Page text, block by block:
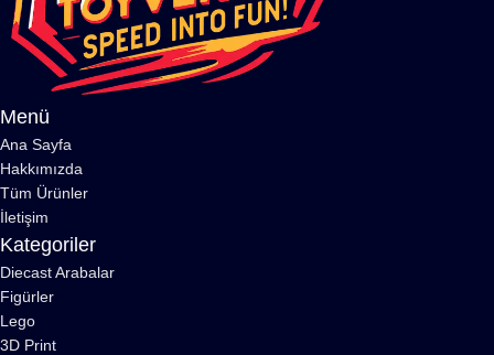
Menü
Ana Sayfa
Hakkımızda
Tüm Ürünler
İletişim
Kategoriler
Diecast Arabalar
Figürler
Lego
3D Print